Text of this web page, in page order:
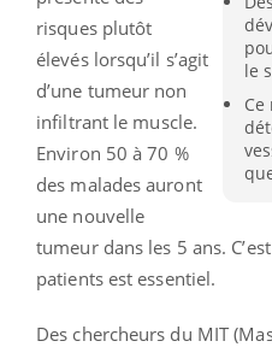
le
risques plutôt
élevés lorsqu’il s’agit
d’une tumeur non
infiltrant le muscle.
Environ 50 à 70 %
des malades auront
une nouvelle
tumeur dans les 5 ans.
patients est essentiel.
Des chercheurs du MIT